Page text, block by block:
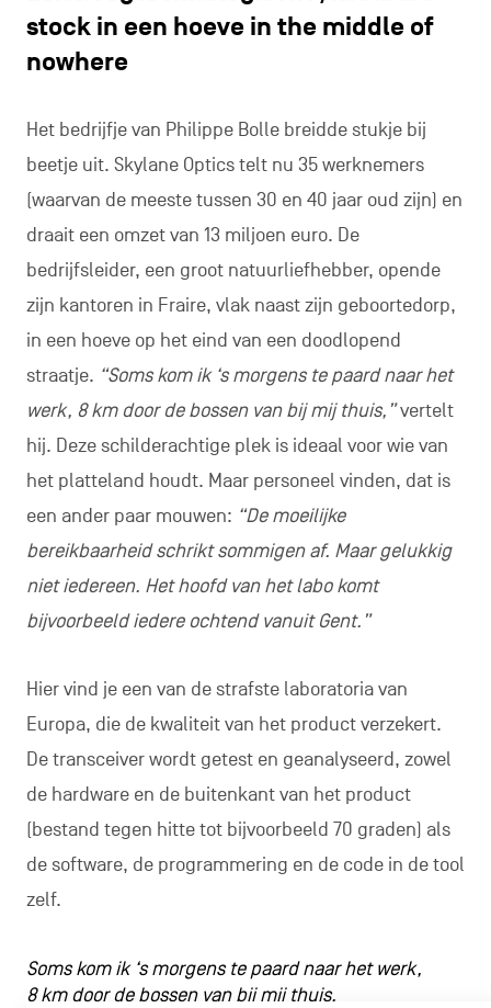
stock in een hoeve in the middle of
nowhere
Het bedrijfje van Philippe Bolle breidde stukje bij
beetje uit. Skylane Optics telt nu 35 werknemers
(waarvan de meeste tussen 30 en 40 jaar oud zijn) en
draait een omzet van 13 miljoen euro. De
bedrijfsleider, een groot natuurliefhebber, opende
zijn kantoren in Fraire, vlak naast zijn geboortedorp,
in een hoeve op het eind van een doodlopend
straatje. “Soms kom ik ‘s morgens te paard naar het
werk, 8 km door de bossen van bij mij thuis,”vertelt
hij. Deze schilderachtige plek is ideaal voor wie van
het platteland houdt. Maar personeel vinden, dat is
een ander paar mouwen: “De moeilijke
bereikbaarheid schrikt sommigen af. Maar gelukkig
niet iedereen. Het hoofd van het labo komt
bijvoorbeeld iedere ochtend vanuit Gent.”
Hier vind je een van de strafste laboratoria van
Europa, die de kwaliteit van het product verzekert.
De transceiver wordt getest en geanalyseerd, zowel
de hardware en de buitenkant van het product
(bestand tegen hitte tot bijvoorbeeld 70 graden) als
de software, de programmering en de code in de tool
zelf.
Soms kom ik ‘s morgens te paard naar het werk,
8 km door de bossen van bij mij thuis.